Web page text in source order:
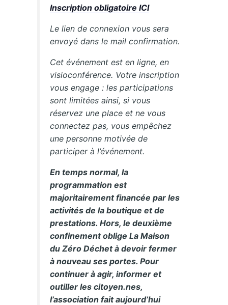
Inscription obligatoire ICI
Le lien de connexion vous sera
envoyé dans le mail confirmation.
Cet événement est en ligne, en
visioconférence. Votre inscription
vous engage : les participations
sont limitées ainsi, si vous
réservez une place et ne vous
connectez pas, vous empêchez
une personne motivée de
participer à l’événement.
En temps normal, la
programmation est
majoritairement financée par les
activités de la boutique et de
prestations. Hors, le deuxième
confinement oblige La Maison
du Zéro Déchet à devoir fermer
à nouveau ses portes. Pour
continuer à agir, informer et
outiller les citoyen.nes,
l’association fait aujourd’hui